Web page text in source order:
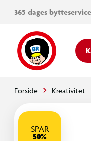
365 dages bytteservice
Forside Kreativitet
SPAR
50%